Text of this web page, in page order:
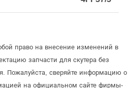
право на внесение изменений в
запчасти для скутера без
Пожалуйста, сверяйте информацию о
на официальном сайте фирмы-